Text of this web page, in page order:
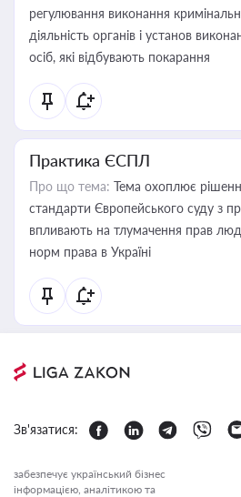
регулювання виконання
діяльність органів і установ
осіб, які відбувають покарання
Практика ЄСПЛ
Про що тема: Тема охоплює
стандарти Європейського суду з
впливають на тлумачення прав
норм права в Україні
Зв'язатися:
забезпечує український бізнес
інформацією, аналітикою та